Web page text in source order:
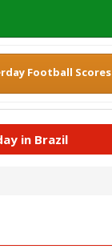
Football Scores
in Brazil